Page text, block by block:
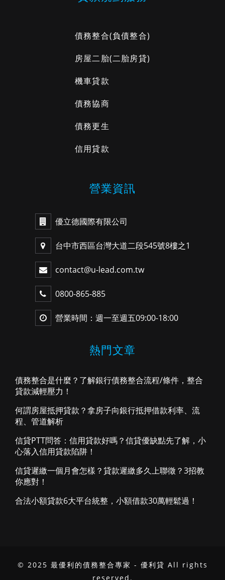
債務整合(負債整合)
房屋二胎(二胎房貸)
機車貸款
債務協商
債務更生
信用貸款
營業資訊
優立德國際有限公司
台中市西區台灣大道二段545號8樓之1
contact@u-lead.com.tw
0800-865-885
營業時間：週一至週五09:00-18:00
熱門文章
債務整合是什麼？了解銀行債務整合流程/條件，整合
貸款減輕壓力！
何謂房屋抵押貸款？拿房子向銀行抵押借款利率、流
程、管道解析
信貸PTT問答：信用貸款好嗎？信貸優缺點先了解，小
心落入信用貸款陷阱！
信貸遲繳一個月會怎樣？貸款遲繳多久上聯徵？3招教
你應對！
合法小額貸款6大平台統整，小額借款30萬輕鬆過！
© 2025 最優利的債務整合專家 - 優利貸 All rights
reserved.